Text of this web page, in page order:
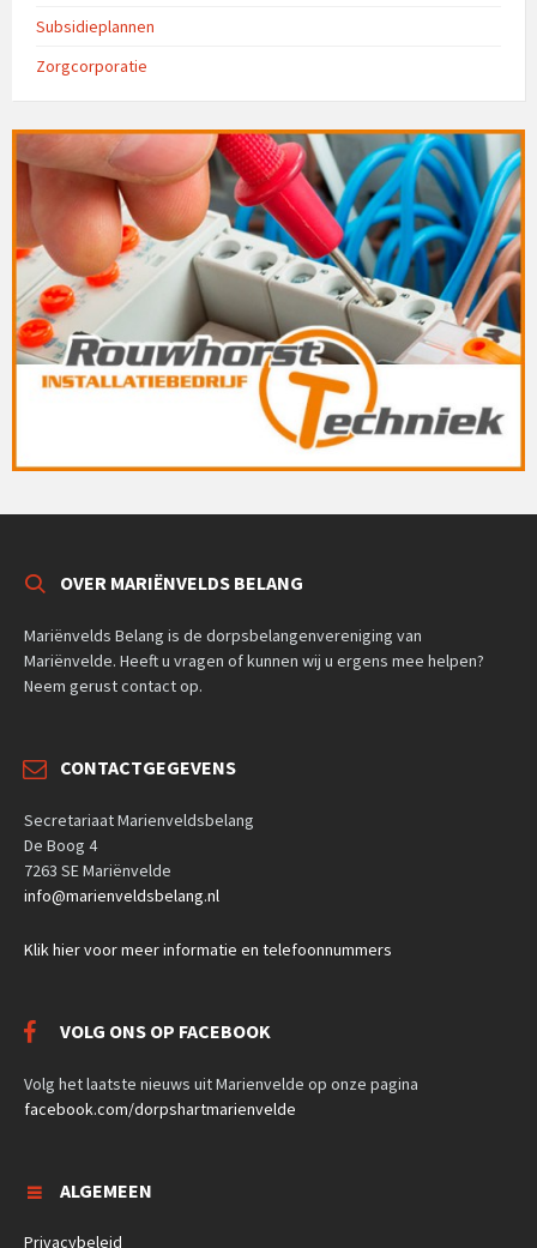
Subsidieplannen
Zorgcorporatie
OVER MARIËNVELDS BELANG
Mariënvelds Belang is de dorpsbelangenvereniging van
Mariënvelde. Heeft u vragen of kunnen wij u ergens mee helpen?
Neem gerust contact op.
CONTACTGEGEVENS
Secretariaat Marienveldsbelang
De Boog 4
7263 SE Mariënvelde
info@marienveldsbelang.nl
Klik hier voor meer informatie en telefoonnummers
VOLG ONS OP FACEBOOK
Volg het laatste nieuws uit Marienvelde op onze pagina
facebook.com/dorpshartmarienvelde
ALGEMEEN
Privacybeleid